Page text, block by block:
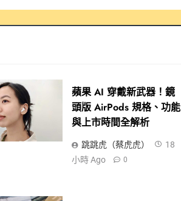
蘋果 AI 穿戴新武器！鏡
頭版 AirPods 規格、功能
與上市時間全解析
跳跳虎（蔡虎虎）
18
小時 Ago
0